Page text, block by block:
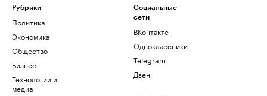
Рубрики
Политика
Экономика
Общество
Бизнес
Технологии и
медиа
Социальные
сети
ВКонтакте
Одноклассники
Telegram
Дзен